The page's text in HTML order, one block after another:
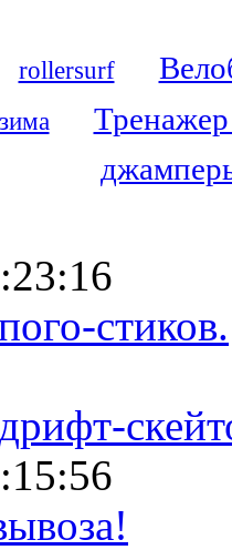
rollersurf
стиков.